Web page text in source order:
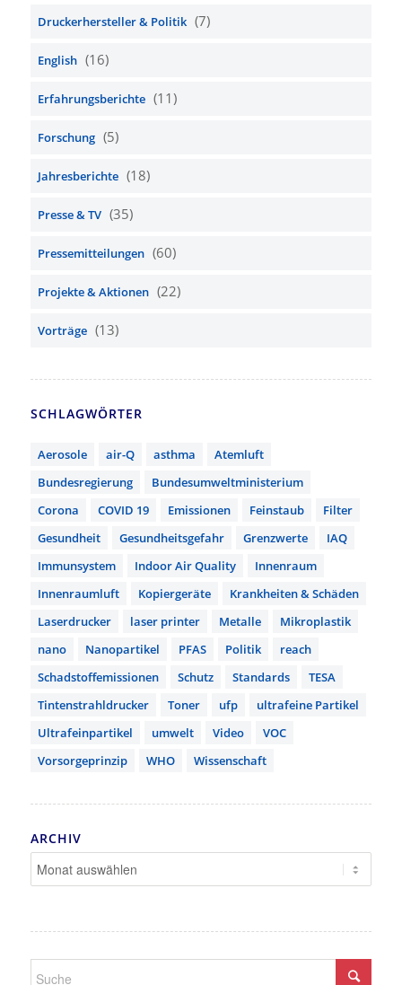
Druckerhersteller & Politik (7)
English (16)
Erfahrungsberichte (11)
Forschung (5)
Jahresberichte (18)
Presse & TV (35)
Pressemitteilungen (60)
Projekte & Aktionen (22)
Vorträge (13)
SCHLAGWÖRTER
Aerosole air-Q asthma
Atemluft
Bundesregierung
Bundesumweltministerium
Corona
COVID 19 Emissionen Feinstaub
Filter
Gesundheit
Gesundheitsgefahr Grenzwerte
IAQ
Immunsystem
Indoor Air Quality
Innenraum
Innenraumluft
Kopiergeräte
Krankheiten & Schäden
Laserdrucker
laser printer Metalle
Mikroplastik
nano
Nanopartikel PFAS Politik
reach
Schadstoffemissionen
Schutz Standards
TESA
Tintenstrahldrucker
Toner ufp
ultrafeine Partikel
Ultrafeinpartikel
umwelt Video
VOC
Vorsorgeprinzip
WHO Wissenschaft
ARCHIV